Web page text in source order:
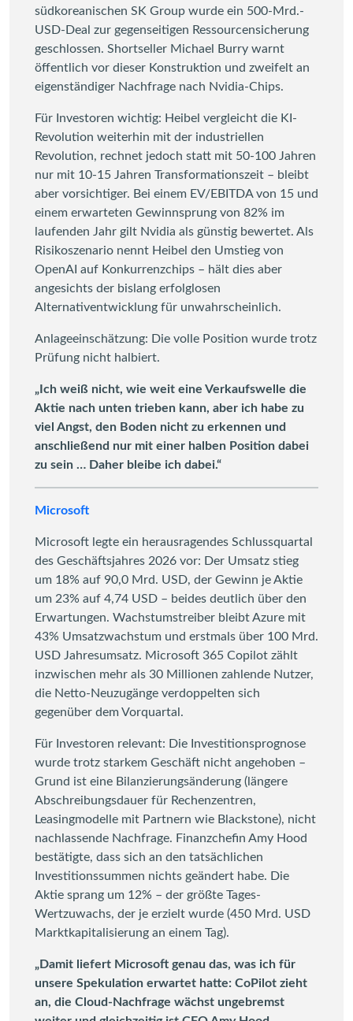
südkoreanischen SK Group wurde ein 500-Mrd.-
USD-Deal zur gegenseitigen Ressourcensicherung
geschlossen. Shortseller Michael Burry warnt
öffentlich vor dieser Konstruktion und zweifelt an
eigenständiger Nachfrage nach Nvidia-Chips.
Für Investoren wichtig: Heibel vergleicht die KI-
Revolution weiterhin mit der industriellen
Revolution, rechnet jedoch statt mit 50-100 Jahren
nur mit 10-15 Jahren Transformationszeit – bleibt
aber vorsichtiger. Bei einem EV/EBITDA von 15 und
einem erwarteten Gewinnsprung von 82% im
laufenden Jahr gilt Nvidia als günstig bewertet. Als
Risikoszenario nennt Heibel den Umstieg von
OpenAI auf Konkurrenzchips – hält dies aber
angesichts der bislang erfolglosen
Alternativentwicklung für unwahrscheinlich.
Anlageeinschätzung: Die volle Position wurde trotz
Prüfung nicht halbiert.
„Ich weiß nicht, wie weit eine Verkaufswelle die
Aktie nach unten trieben kann, aber ich habe zu
viel Angst, den Boden nicht zu erkennen und
anschließend nur mit einer halben Position dabei
zu sein … Daher bleibe ich dabei.“
Microsoft
Microsoft legte ein herausragendes Schlussquartal
des Geschäftsjahres 2026 vor: Der Umsatz stieg
um 18% auf 90,0 Mrd. USD, der Gewinn je Aktie
um 23% auf 4,74 USD – beides deutlich über den
Erwartungen. Wachstumstreiber bleibt Azure mit
43% Umsatzwachstum und erstmals über 100 Mrd.
USD Jahresumsatz. Microsoft 365 Copilot zählt
inzwischen mehr als 30 Millionen zahlende Nutzer,
die Netto-Neuzugänge verdoppelten sich
gegenüber dem Vorquartal.
Für Investoren relevant: Die Investitionsprognose
wurde trotz starkem Geschäft nicht angehoben –
Grund ist eine Bilanzierungsänderung (längere
Abschreibungsdauer für Rechenzentren,
Leasingmodelle mit Partnern wie Blackstone), nicht
nachlassende Nachfrage. Finanzchefin Amy Hood
bestätigte, dass sich an den tatsächlichen
Investitionssummen nichts geändert habe. Die
Aktie sprang um 12% – der größte Tages-
Wertzuwachs, der je erzielt wurde (450 Mrd. USD
Marktkapitalisierung an einem Tag).
„Damit liefert Microsoft genau das, was ich für
unsere Spekulation erwartet hatte: CoPilot zieht
an, die Cloud-Nachfrage wächst ungebremst